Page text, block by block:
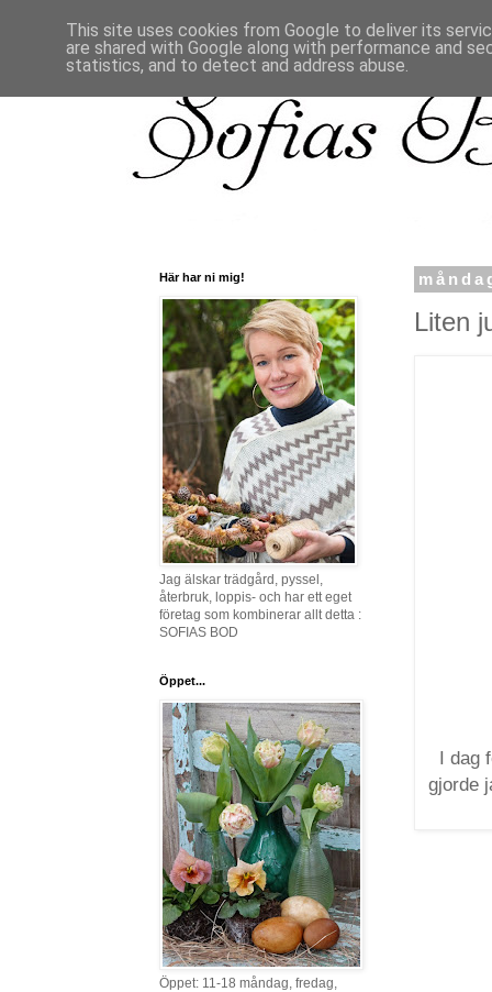
Liten
I dag
gjorde
Här har ni mig!
Jag älskar trädgård, pyssel,
återbruk, loppis- och har ett eget
företag som kombinerar allt detta :
SOFIAS BOD
Öppet...
Öppet: 11-18 måndag, fredag,
This site uses cookies from Google to deliver its
are shared with Google along with performance and
statistics, and to detect and address abuse.